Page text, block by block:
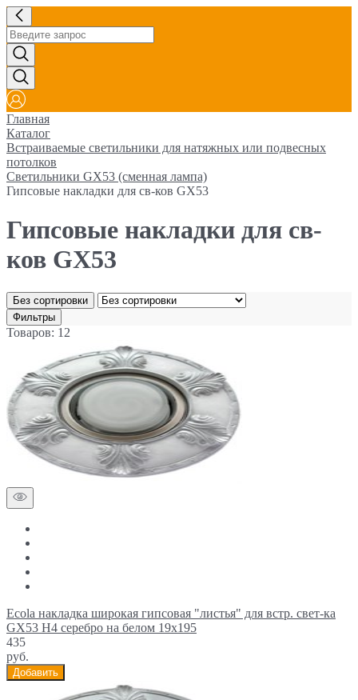
Главная
Каталог
Встраиваемые светильники для натяжных или подвесных
потолков
Светильники GX53 (сменная лампа)
Гипсовые накладки для св-ков GX53
Гипсовые накладки для св-
ков GX53
Без сортировки
Фильтры
Товаров: 12
Ecola накладка широкая гипсовая "листья" для встр. свет-ка
GX53 H4 серебро на белом 19х195
435
руб.
Добавить